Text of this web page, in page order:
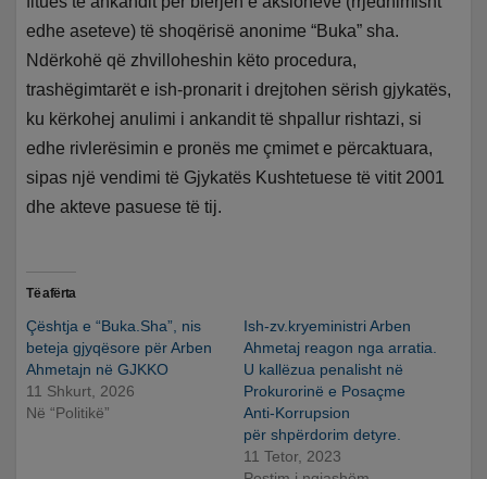
edhe aseteve) të shoqërisë anonime “Buka” sha.
Ndërkohë që zhvilloheshin këto procedura,
trashëgimtarët e ish-pronarit i drejtohen sërish gjykatës,
ku kërkohej anulimi i ankandit të shpallur rishtazi, si
edhe rivlerësimin e pronës me çmimet e përcaktuara,
sipas një vendimi të Gjykatës Kushtetuese të vitit 2001
dhe akteve pasuese të tij.
Të afërta
Çështja e “Buka.Sha”, nis
beteja gjyqësore për Arben
Ahmetajn në GJKKO
11 Shkurt, 2026
Në “Politikë”
Ish-zv.kryeministri Arben
Ahmetaj reagon nga arratia.
U kallëzua penalisht në
Prokurorinë e Posaçme
Anti-Korrupsion
për shpërdorim detyre.
11 Tetor, 2023